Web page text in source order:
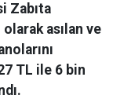
Zabıta
asılan ve
TL ile 6 bin